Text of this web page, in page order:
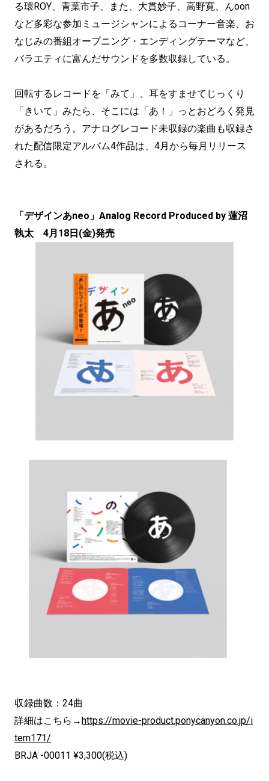
る環ROY、青葉市子、また、大貫妙子、高野寛、んoon
など多彩な参加ミュージシャンによるコーナー音楽、お
なじみの番組オープニング・エンディングテーマなど、
バラエティに富んだサウンドを多数収録している。
回転するレコードを「みて」、耳をすませてじっくり
「きいて」みたら、そこには「あ！」っとおどろく発見
があるだろう。アナログレコード未収録の楽曲も収録さ
れた配信限定アルバム4作品は、4月から毎月リリース
される。
「デザインあneo」Analog Record Produced by 蓮沼
執太 4月18日(金)発売
収録曲数：24曲
詳細はこちら→https://movie-product.ponycanyon.co.jp/i
tem171/
BRJA -00011 ¥3,300(税込)